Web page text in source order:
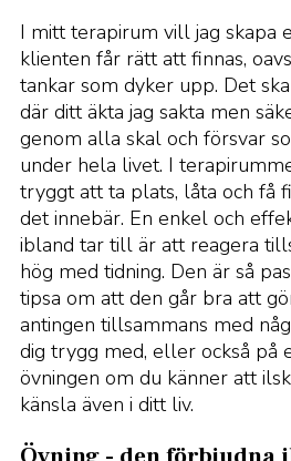
I mitt terapirum vill jag skapa
klienten får rätt att finnas,
tankar som dyker upp. Det
där ditt äkta jag sakta men
genom alla skal och försvar
under hela livet. I
tryggt att ta plats, låta och få
det innebär. En enkel och
ibland tar till är att reagera
hög med tidning. Den är så
tipsa om att den går bra att
antingen tillsammans med
dig trygg med, eller också på
övningen om du känner att
känsla även i ditt liv.